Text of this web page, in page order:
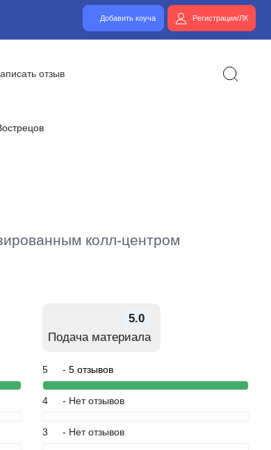
Добавить коуча Регистрация/ЛК
отзыв
колл-центром
5.0
Подача материала
5 -5 отзывов
4 - Нет отзывов
3 - Нет отзывов